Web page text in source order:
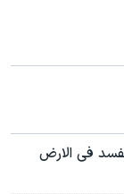
فی الارض